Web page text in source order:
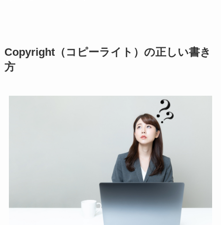
Copyright（コピーライト）の正しい書き
方